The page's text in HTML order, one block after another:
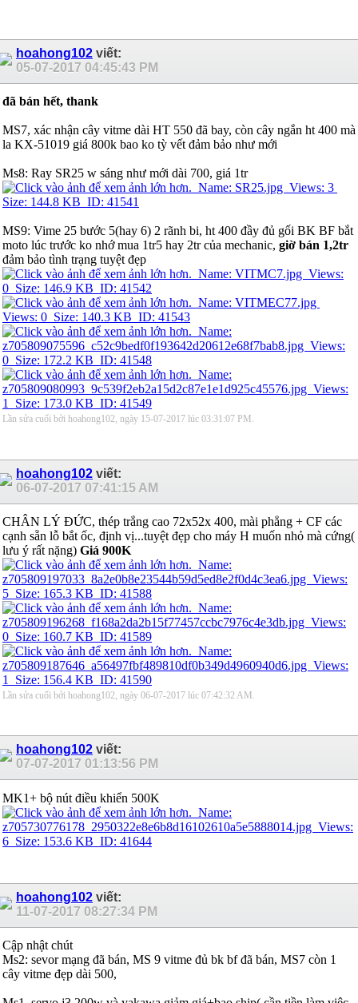
hoahong102 viết:
05-07-2017 04:45:43 PM
đã bán hết, thank
MS7, xác nhận cây vitme dài HT 550 đã bay, còn cây ngắn ht 400 mà
la KX-51019 giá 800k bao ko tỳ vết đảm bảo như mới
Ms8: Ray SR25 w sáng như mới dài 700, giá 1tr
MS9: Vime 25 bước 5(hay 6) 2 rãnh bi, ht 400 đầy đủ gối BK BF bắt
moto lúc trước ko nhớ mua 1tr5 hay 2tr của mechanic, giờ bán 1,2tr
đảm bảo tình trạng tuyệt đẹp
Lần sửa cuối bởi hoahong102, ngày 15-07-2017 lúc 03:31:07 PM .
hoahong102 viết:
06-07-2017 07:41:15 AM
CHÂN LÝ ĐỨC, thép trắng cao 72x52x 400, mài phẳng + CF các
cạnh sẵn lỗ bắt ốc, định vị...tuyệt đẹp cho máy H muốn nhỏ mà cứng(
lưu ý rất nặng) Giá 900K
Lần sửa cuối bởi hoahong102, ngày 06-07-2017 lúc 07:42:32 AM .
hoahong102 viết:
07-07-2017 01:13:56 PM
MK1+ bộ nút điều khiển 500K
hoahong102 viết:
11-07-2017 08:27:34 PM
Cập nhật chút
Ms2: sevor mạng đã bán, MS 9 vitme đủ bk bf đã bán, MS7 còn 1
cây vitme đẹp dài 500,